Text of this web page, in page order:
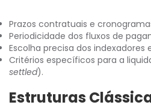
Prazos contratuais e
Periodicidade dos fluxos de
Escolha precisa dos indexadores
Critérios específicos para a
settled).
Estruturas